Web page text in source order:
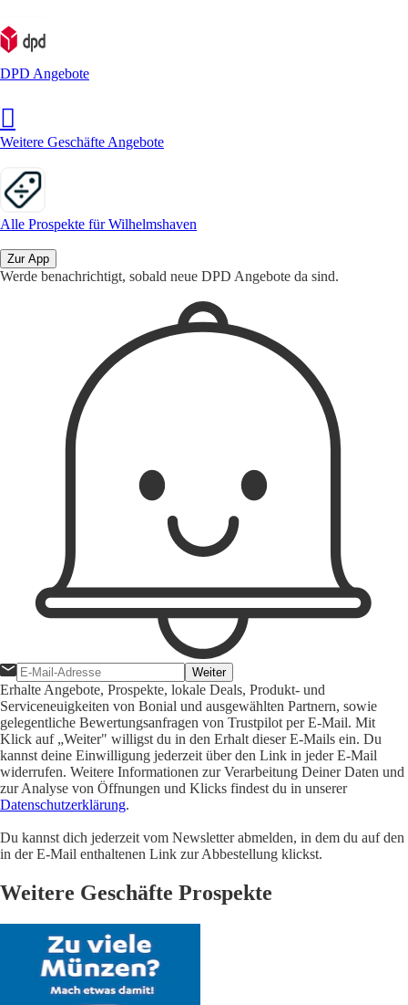
DPD Angebote
Weitere Geschäfte Angebote
Alle Prospekte für Wilhelmshaven
Zur App
Werde benachrichtigt, sobald neue DPD Angebote da sind.
Weiter
Erhalte Angebote, Prospekte, lokale Deals, Produkt- und
Serviceneuigkeiten von Bonial und ausgewählten Partnern, sowie
gelegentliche Bewertungsanfragen von Trustpilot per E-Mail. Mit
Klick auf „Weiter" willigst du in den Erhalt dieser E-Mails ein. Du
kannst deine Einwilligung jederzeit über den Link in jeder E-Mail
widerrufen. Weitere Informationen zur Verarbeitung Deiner Daten und
zur Analyse von Öffnungen und Klicks findest du in unserer
Datenschutzerklärung.
Du kannst dich jederzeit vom Newsletter abmelden, in dem du auf den
in der E-Mail enthaltenen Link zur Abbestellung klickst.
Weitere Geschäfte Prospekte